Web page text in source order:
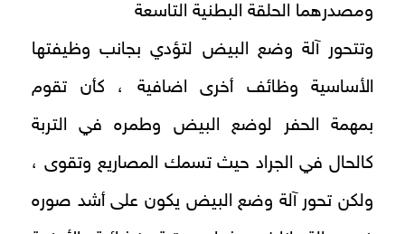
ومصدرهما الحلقة البطنية التاسعة
وتتحور آلة وضع البيض لتؤدي بجانب وظيفتها
الأساسية وظائف أخرى اضافية ، كأن تقوم
بمهمة الحفر لوضع البيض وطمره في التربة
كالحال في الجراد حيث تسمك المصاريع وتقوى ،
ولكن تحور آلة وضع البيض يكون على أشد صوره